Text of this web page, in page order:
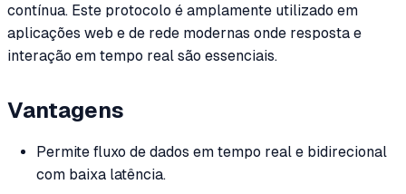
contínua. Este protocolo é amplamente utilizado em
aplicações web e de rede modernas onde resposta e
interação em tempo real são essenciais.
Vantagens
Permite fluxo de dados em tempo real e bidirecional
com baixa latência.